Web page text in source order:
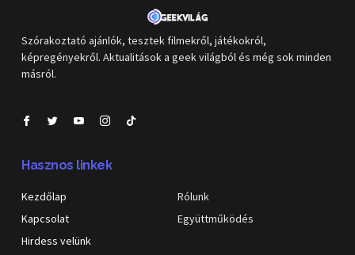
Szórakoztató ajánlók, tesztek filmekről, játékokról,
képregényekről. Aktualitások a geek világból és még sok minden
másról.
Hasznos linkek
Kezdőlap
Kapcsolat
Hirdess velünk
Rólunk
Együttműködés